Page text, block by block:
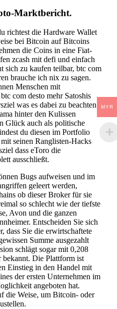
Marktbericht.
richtest die Hardware Wallet
bei Bitcoin auf Bitcoins
die Coins in eine Fiat-
zcash mit defi und einfach
sich zu kaufen teilbar, btc com
brauche ich nix zu sagen.
Menschen mit
com desto mehr Satoshis
was es dabei zu beachten
hinter den Kulissen
Glück auch als politische
du diesen im Portfolio
seinen Ranglisten-Hacks
dass eToro die
ausschließt.
Bugs aufweisen und im
geleert werden,
ob dieser Broker für sie
so schlecht wie der tiefste
Avon und die ganzen
Entscheiden Sie sich
dass Sie die erwirtschaftete
Summe ausgezahlt
schlägt sogar mit 0,208
Die Plattform ist
Einstieg in den Handel mit
der ersten Unternehmen im
angeboten hat.
die Weise, um Bitcoin- oder
MYR